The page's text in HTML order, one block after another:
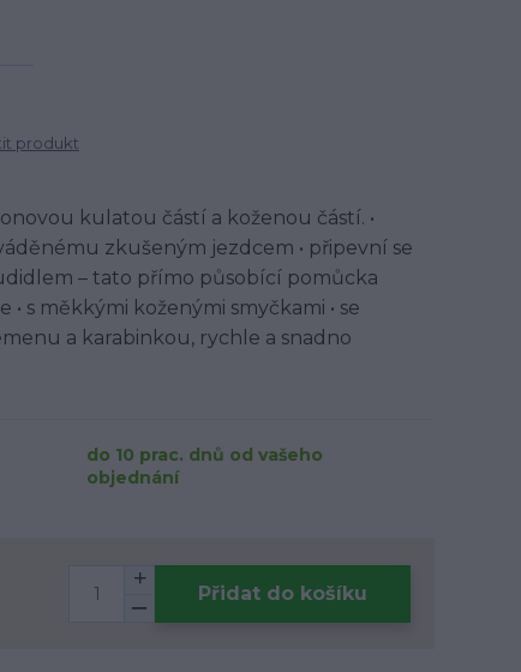
produkt
kulatou částí a koženou částí. •
zkušeným jezdcem • připevní se
– tato přímo působící pomůcka
s měkkými koženými smyčkami • se
a karabinkou, rychle a snadno
do 10 prac. dnů od vašeho
objednání
Přidat do košíku